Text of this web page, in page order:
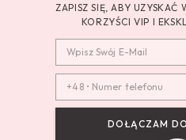
ZAPISZ SIĘ, ABY UZYSKAĆ
KORZYŚCI VIP I
DOŁĄCZAM